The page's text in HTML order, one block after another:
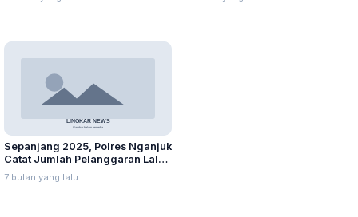
Sekaligus
Sepanjang 2025, Polres Nganjuk
Catat Jumlah Pelanggaran Lalu
Lintas Naik Signifikan dari
Tahun Sebelumnya
7 bulan yang lalu